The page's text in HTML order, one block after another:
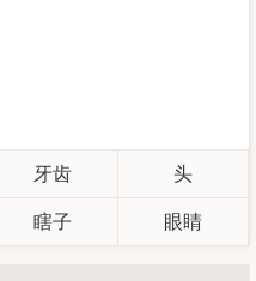
牙齿 头
瞎子 眼睛